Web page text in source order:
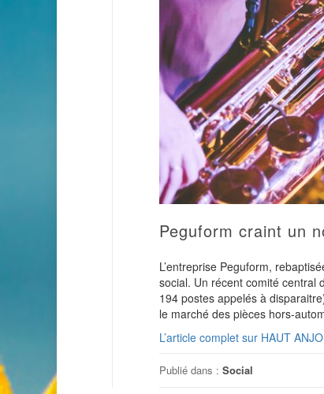
Peguform craint un
L’entreprise Peguform,
social. Un récent comité central
194 postes appelés à
le marché des pièces hors-
L’article complet sur HAUT
Publié dans : Social